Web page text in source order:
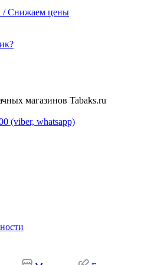
/ Снижаем цены
магазинов Tabaks.ru
(viber, whatsapp)